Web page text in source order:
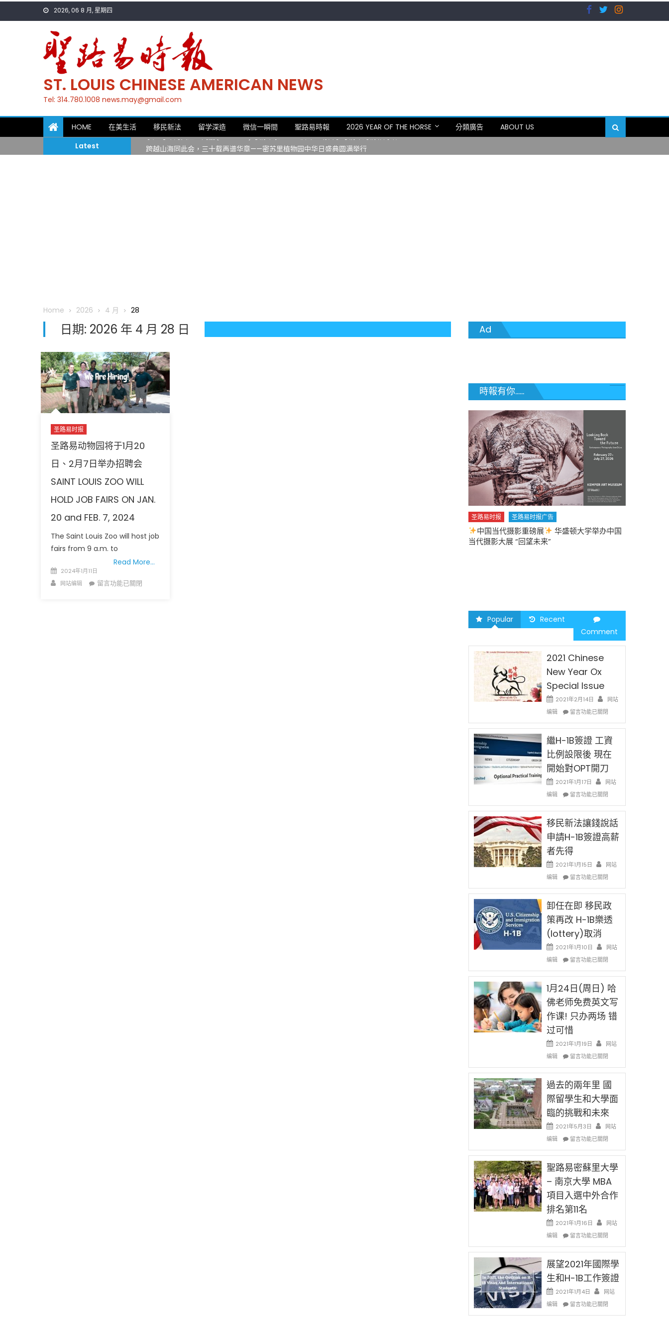
2026, 06 8 月, 星期四
ST. LOUIS CHINESE AMERICAN NEWS
Tel: 314.780.1008 news.may@gmail.com
HOME 在美生活 移民新法 留学深造 微信一瞬間 聖路易時報 2026 YEAR OF THE HORSE 分類廣告
ABOUT US
Latest
一晃三十年，初夏又相逢。中华日，等你来赴约 —— 密苏里植物园“中华日三十周年特别报道（五）
跨越山海同此会，三十载再谱华章——密苏里植物园中华日盛典圆满举行
Home 2026 4 月 28
日期: 2026 年 4 月 28 日
圣路易时报
圣路易动物园将于1月20
日、2月7日举办招聘会
SAINT LOUIS ZOO WILL
HOLD JOB FAIRS ON JAN.
20 and FEB. 7, 2024
The Saint Louis Zoo will host job
fairs from 9 a.m. to
Read More…
Posted
on
2024年1月11日
Author
网站编辑
在
留言功能已關閉
Ad
時報有你......
Lu Team 卢长志
免费健康检查 无需预约 免费赠送血压计供符合
9点至中午 Grace UM Church
圣路易时报 圣路易时报广告
中国当代摄影重磅展
华盛顿大学举办中国
当代摄影大展 “回望未来”
Popular
Recent
Comment
2021 Chinese
New Year Ox
Special Issue
2021年2月14日
网站
编辑
在
Chinese
New
Year
Ox
Special
中
留言功能已關閉
繼H-1B簽證 工資
比例設限後 現在
開始對OPT開刀
2021年1月17日
网站
编辑
在
H-
1B
簽
證
工
比
例
設
限
後
現
在
開
始
OPT
開
中
留言功能已關閉
移民新法讓錢說話
申請H-1B簽證高薪
者先得
2021年1月15日
网站
编辑
在
民
新
法
讓
錢
話
申
請
H-
1B
簽
證
高
薪
者
先
得〉
留言功能已關閉
卸任在即 移民政
策再改 H-1B樂透
(lottery)取消
2021年1月10日
网站
编辑
在
任
在
即
移
民
政
策
再
改
H-
1B
樂
透
(lottery)
取
消〉
中
留言功能已關閉
1月24日(周日) 哈
佛老师免费英文写
作课! 只办两场 错
过可惜
2021年1月19日
网站
编辑
在
月
24
日
(周
日)
佛
老
师
免
费
英
文
写
作
课!
只
办
场
错
可
惜〉
中
留言功能已關閉
過去的兩年里 國
際留學生和大學面
臨的挑戰和未來
2021年5月3日
网站
编辑
在
去
的
兩
年
里
國
際
留
學
生
和
大
學
面
臨
挑
戰
留言功能已關閉
聖路易密蘇里大學
– 南京大學 MBA
項目入選中外合作
排名第11名
2021年1月16日
网站
编辑
在
路
易
蘇
里
大
學
–
留言功能已關閉
展望2021年國際學
生和H-1B工作簽證
2021年1月4日
网站
编辑
在
留言功能已關閉